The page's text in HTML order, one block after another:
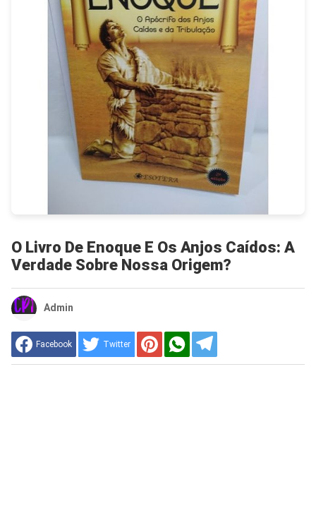
O Livro De Enoque E Os Anjos Caídos: A
Verdade Sobre Nossa Origem?
Admin
Facebook Twitter